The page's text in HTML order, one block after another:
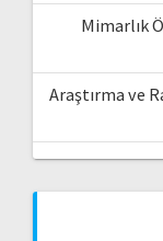
Mimarlık
Araştırma ve